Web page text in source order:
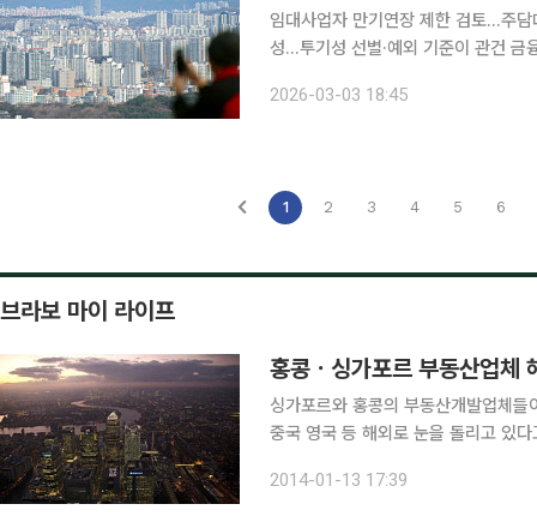
임대사업자 만기연장 제한 검토…주
성…투기성 선별·예외 기준이 관건 금융당국이 부동산 대출 통계를 정비하며 부동산시장 정상화를
의는 상업용 임대사업자와 투기성 비
2026-03-03 18:45
1 2 3 4 5 6
브라보 마이 라이프
홍콩ㆍ싱가포르 부동산업체
싱가포르와 홍콩의 부동산개발업체
중국 영국 등 해외로 눈을 돌리고 있다고 13
로 했으며 현재는 뉴욕과 마이애미
2014-01-13 17:39